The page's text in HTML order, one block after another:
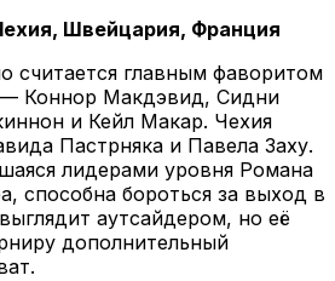
Швейцария, Франция
считается главным фаворитом
— Коннор Макдэвид, Сидни
и Кейл Макар. Чехия
Пастрняка и Павела Заху.
лидерами уровня Романа
способна бороться за выход в
аутсайдером, но её
дополнительный